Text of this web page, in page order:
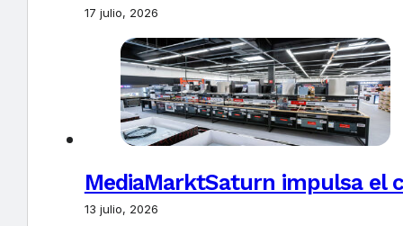
17 julio, 2026
MediaMarktSaturn impulsa el
13 julio, 2026